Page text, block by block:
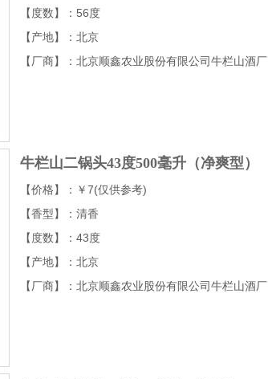
【度数】：56度
【产地】：北京
【厂商】：北京顺鑫农业股份有限公司牛栏山酒厂
牛栏山二锅头43度500毫升（净爽型）
【价格】：￥7(仅供参考)
【香型】：清香
【度数】：43度
【产地】：北京
【厂商】：北京顺鑫农业股份有限公司牛栏山酒厂